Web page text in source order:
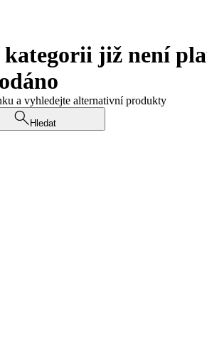
již není
a vyhledejte alternativní produkty
Hledat